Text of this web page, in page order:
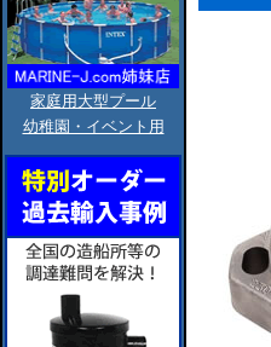
家庭用大型プール
幼稚園・イベント用